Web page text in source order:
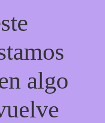
algo